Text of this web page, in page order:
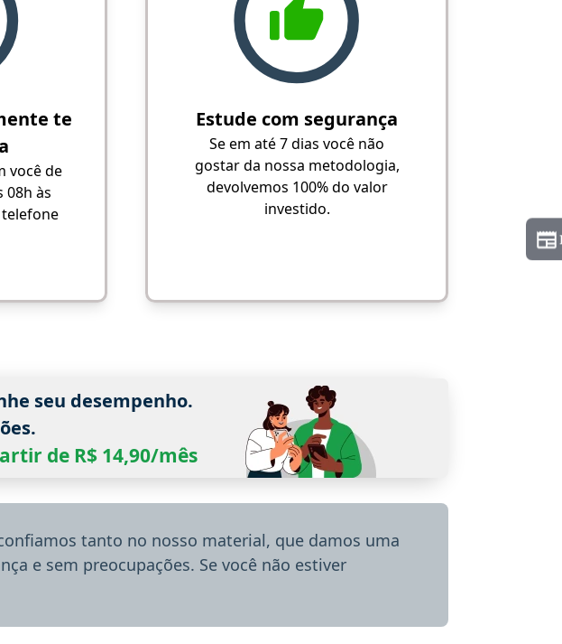
te
você de
08h às
telefone
Estude com segurança
Se em até 7 dias você não
gostar da nossa metodologia,
devolvemos 100% do valor
investido.
seu desempenho.
de R$ 14,90/mês
tanto no nosso material, que damos uma
e sem preocupações. Se você não estiver